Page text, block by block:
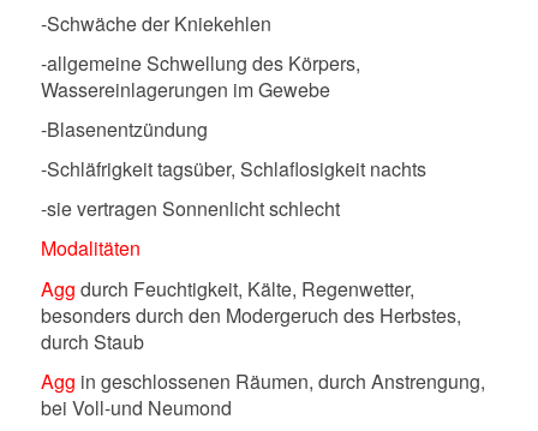
-Schwäche der Kniekehlen
-allgemeine Schwellung des Körpers,
Wassereinlagerungen im Gewebe
-Blasenentzündung
-Schläfrigkeit tagsüber, Schlaflosigkeit nachts
-sie vertragen Sonnenlicht schlecht
Modalitäten
Agg durch Feuchtigkeit, Kälte, Regenwetter,
besonders durch den Modergeruch des Herbstes,
durch Staub
Agg in geschlossenen Räumen, durch Anstrengung,
bei Voll-und Neumond